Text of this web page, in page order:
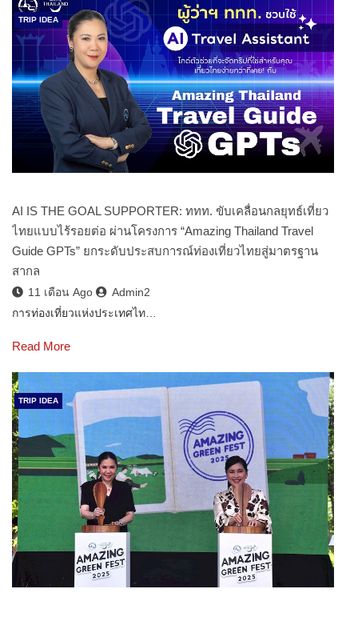
TRIP IDEA
AI IS THE GOAL SUPPORTER: ททท. ขับเคลื่อนกลยุทธ์เที่ยว
ไทยแบบไร้รอยต่อ ผ่านโครงการ “Amazing Thailand Travel
Guide GPTs” ยกระดับประสบการณ์ท่องเที่ยวไทยสู่มาตรฐาน
สากล
11 เดือน Ago
Admin2
การท่องเที่ยวแห่งประเทศไท…
Read More
TRIP IDEA